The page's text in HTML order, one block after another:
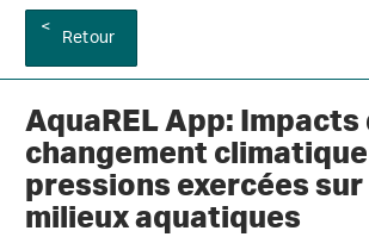
Retour
AquaREL App: Impacts
changement
pressions exercées sur
milieux aquatiques